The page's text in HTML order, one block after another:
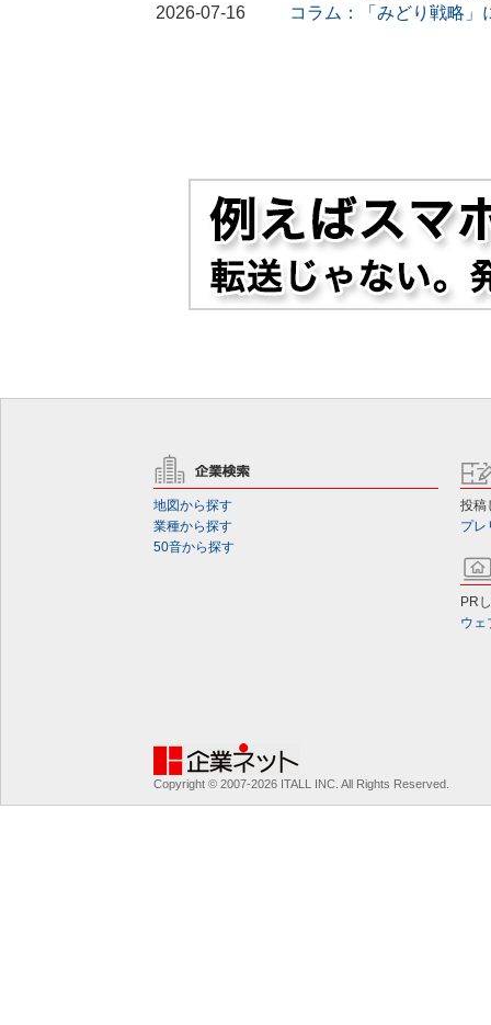
2026-07-16
コラム：「みどり戦略」
地図から探す
業種から探す
50音から探す
投稿
プレ
PR
ウェ
Copyright © 2007-2026 ITALL INC. All Rights Reserved.